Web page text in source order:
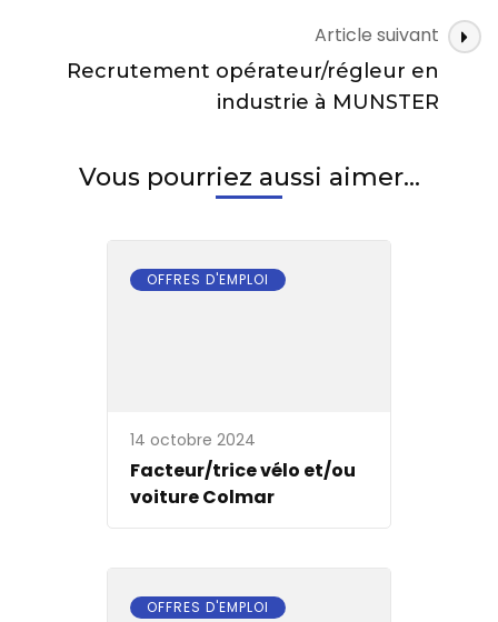
Article suivant
Recrutement opérateur/régleur en
industrie à MUNSTER
Vous pourriez aussi aimer...
OFFRES D'EMPLOI
14 octobre 2024
Facteur/trice vélo et/ou
voiture Colmar
OFFRES D'EMPLOI